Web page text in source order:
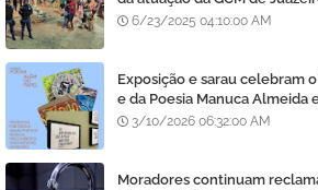
6/23/2025 04:10:00 AM
Exposição e sarau celebram
e da Poesia Manuca Almeida
3/10/2026 06:32:00 AM
Moradores continuam